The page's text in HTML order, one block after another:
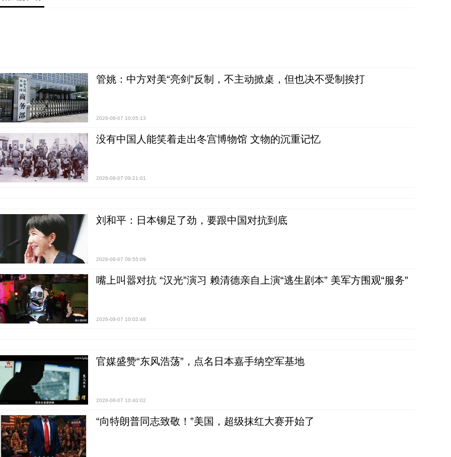
管姚：中方对美“亮剑”反制，不主动掀桌，但也决不受制挨打
2026-08-07 10:05:13
没有中国人能笑着走出冬宫博物馆 文物的沉重记忆
2026-08-07 09:21:01
刘和平：日本铆足了劲，要跟中国对抗到底
2026-08-07 09:55:09
嘴上叫嚣对抗 “汉光”演习 赖清德亲自上演“逃生剧本” 美军方围观“服务”
2026-08-07 10:02:48
官媒盛赞“东风浩荡”，点名日本嘉手纳空军基地
2026-08-07 10:40:02
“向特朗普同志致敬！”美国，超级抹红大赛开始了